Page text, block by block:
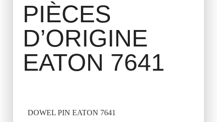
PIÈCES
D’ORIGINE
EATON 7641
DOWEL PIN EATON 7641